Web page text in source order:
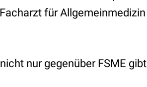
für Allgemeinmedizin
nur gegenüber FSME gibt